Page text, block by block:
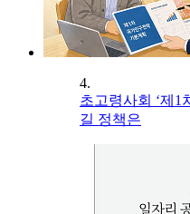
4.
초고령사회 ‘제1
길 정책은